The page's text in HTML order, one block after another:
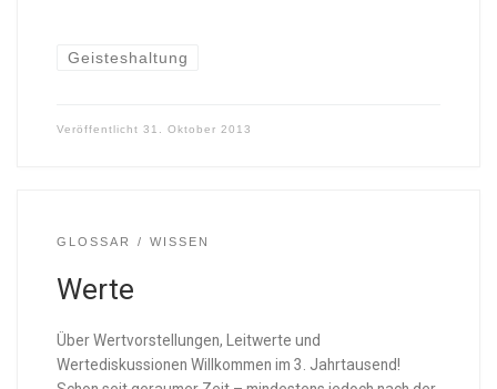
Geisteshaltung
Veröffentlicht 31. Oktober 2013
GLOSSAR WISSEN
Werte
Über Wertvorstellungen, Leitwerte und
Wertediskussionen Willkommen im 3. Jahrtausend!